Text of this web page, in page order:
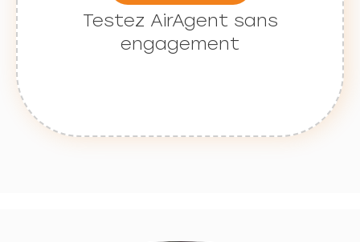
Testez AirAgent sans
engagement